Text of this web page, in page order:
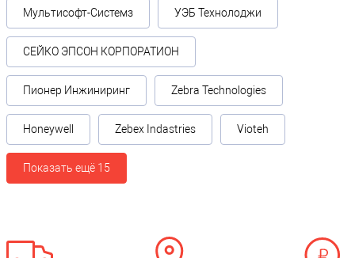
Мультисофт-Системз УЭБ Технолоджи
СЕЙКО ЭПСОН КОРПОРАТИОН
Пионер Инжиниринг Zebra Technologies
Honeywell Zebex Indastries Vioteh
Показать ещё 15